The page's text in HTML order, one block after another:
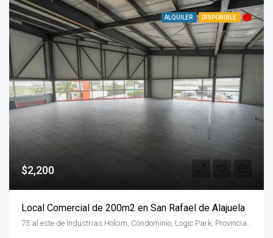
ALQUILER DISPONIBLE
$2,200
Local Comercial de 200m2 en San Rafael de Alajuela